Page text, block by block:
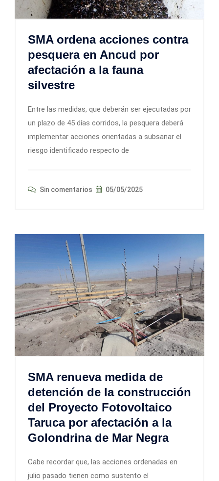
SMA ordena acciones contra
pesquera en Ancud por
afectación a la fauna
silvestre
Entre las medidas, que deberán ser ejecutadas por
un plazo de 45 días corridos, la pesquera deberá
implementar acciones orientadas a subsanar el
riesgo identificado respecto de
Sin comentarios 05/05/2025
SMA renueva medida de
detención de la construcción
del Proyecto Fotovoltaico
Taruca por afectación a la
Golondrina de Mar Negra
Cabe recordar que, las acciones ordenadas en
julio pasado tienen como sustento el